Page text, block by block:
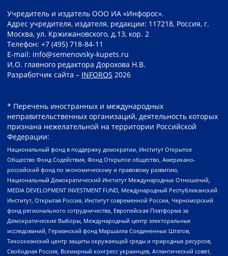
Учредитель и издатель ООО ИА «Инфорос».
Адрес учредителя, издателя, редакции: 117218, Россия, г.
Москва, ул. Кржижановского, д.13, кор. 2
Телефон: +7 (495) 718-84-11
E-mail: info@semenovsky-kupets.ru
И.О. главного редактора Дорохова Н.В.
Разработчик сайта – INFOROS 2026
* Перечень иностранных и международных
неправительственных организаций, деятельность которых
признана нежелательной на территории Российской
Федерации:
Национальный фонд в поддержку демократии, Институт Открытое
Общество Фонд Содействия, Фонд Открытое общество, Американо-
российский фонд по экономическому и правовому развитию,
Национальный Демократический Институт Международных Отношений,
MEDIA DEVELOPMENT INVESTMENT FUND, Международный Республиканский
Институт, Открытая Россия, Институт современной России, Черноморский
фонд регионального сотрудничества, Европейская Платформа за
Демократические Выборы, Международный центр электоральных
исследований, Германский фонд Маршалла Соединенных Штатов,
Тихоокеанский центр защиты окружающей среды и природных ресурсов,
Свободная Россия, Всемирный конгресс украинцев, Атлантический совет,